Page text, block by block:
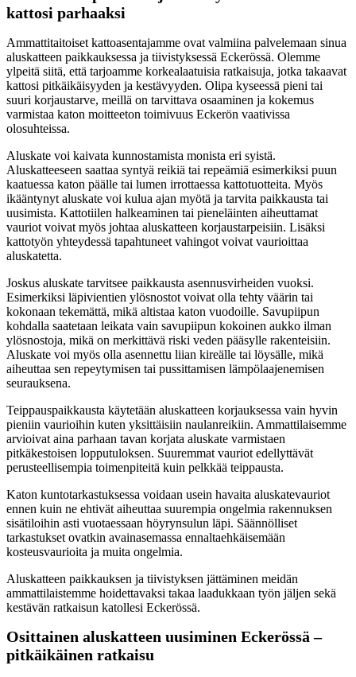
kattosi parhaaksi
Ammattitaitoiset kattoasentajamme ovat valmiina palvelemaan sinua
aluskatteen paikkauksessa ja tiivistyksessä Eckerössä. Olemme
ylpeitä siitä, että tarjoamme korkealaatuisia ratkaisuja, jotka takaavat
kattosi pitkäikäisyyden ja kestävyyden. Olipa kyseessä pieni tai
suuri korjaustarve, meillä on tarvittava osaaminen ja kokemus
varmistaa katon moitteeton toimivuus Eckerön vaativissa
olosuhteissa.
Aluskate voi kaivata kunnostamista monista eri syistä.
Aluskatteeseen saattaa syntyä reikiä tai repeämiä esimerkiksi puun
kaatuessa katon päälle tai lumen irrottaessa kattotuotteita. Myös
ikääntynyt aluskate voi kulua ajan myötä ja tarvita paikkausta tai
uusimista. Kattotiilen halkeaminen tai pieneläinten aiheuttamat
vauriot voivat myös johtaa aluskatteen korjaustarpeisiin. Lisäksi
kattotyön yhteydessä tapahtuneet vahingot voivat vaurioittaa
aluskatetta.
Joskus aluskate tarvitsee paikkausta asennusvirheiden vuoksi.
Esimerkiksi läpivientien ylösnostot voivat olla tehty väärin tai
kokonaan tekemättä, mikä altistaa katon vuodoille. Savupiipun
kohdalla saatetaan leikata vain savupiipun kokoinen aukko ilman
ylösnostoja, mikä on merkittävä riski veden pääsylle rakenteisiin.
Aluskate voi myös olla asennettu liian kireälle tai löysälle, mikä
aiheuttaa sen repeytymisen tai pussittamisen lämpölaajenemisen
seurauksena.
Teippauspaikkausta käytetään aluskatteen korjauksessa vain hyvin
pieniin vaurioihin kuten yksittäisiin naulanreikiin. Ammattilaisemme
arvioivat aina parhaan tavan korjata aluskate varmistaen
pitkäkestoisen lopputuloksen. Suuremmat vauriot edellyttävät
perusteellisempia toimenpiteitä kuin pelkkää teippausta.
Katon kuntotarkastuksessa voidaan usein havaita aluskatevauriot
ennen kuin ne ehtivät aiheuttaa suurempia ongelmia rakennuksen
sisätiloihin asti vuotaessaan höyrynsulun läpi. Säännölliset
tarkastukset ovatkin avainasemassa ennaltaehkäisemään
kosteusvaurioita ja muita ongelmia.
Aluskatteen paikkauksen ja tiivistyksen jättäminen meidän
ammattilaistemme hoidettavaksi takaa laadukkaan työn jäljen sekä
kestävän ratkaisun katollesi Eckerössä.
Osittainen aluskatteen uusiminen Eckerössä –
pitkäikäinen ratkaisu